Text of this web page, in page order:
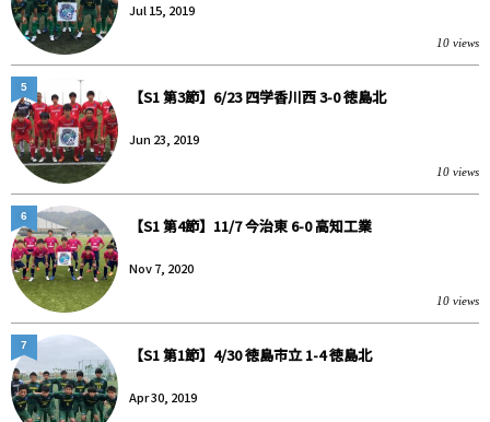
Jul 15, 2019
10 views
【S1 第3節】6/23 四学香川西 3-0 徳島北
Jun 23, 2019
10 views
5
【S1 第4節】11/7 今治東 6-0 高知工業
Nov 7, 2020
10 views
6
【S1 第1節】4/30 徳島市立 1-4 徳島北
Apr 30, 2019
7